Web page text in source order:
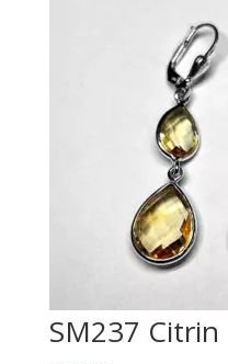
SM237 Citrin